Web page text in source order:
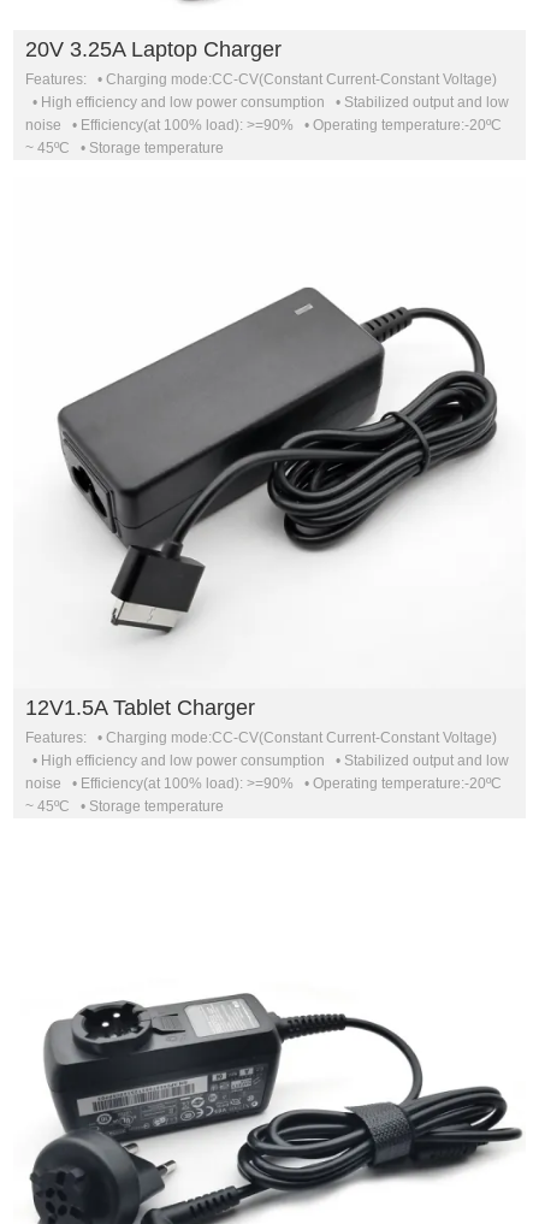
20V 3.25A Laptop Charger
Features: • Charging mode:CC-CV(Constant Current-Constant Voltage)
• High efficiency and low power consumption • Stabilized output and low
noise • Efficiency(at 100% load): >=90% • Operating temperature:-20ºC
~ 45ºC • Storage temperature
12V1.5A Tablet Charger
Features: • Charging mode:CC-CV(Constant Current-Constant Voltage)
• High efficiency and low power consumption • Stabilized output and low
noise • Efficiency(at 100% load): >=90% • Operating temperature:-20ºC
~ 45ºC • Storage temperature